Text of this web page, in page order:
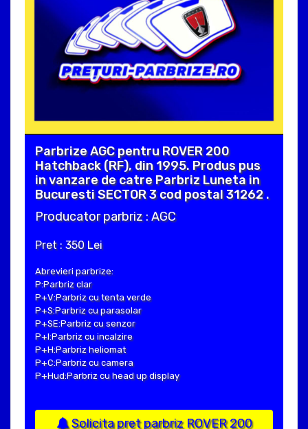
Parbrize AGC pentru ROVER 200
Hatchback (RF), din 1995. Produs pus
in vanzare de catre Parbriz Luneta in
Bucuresti SECTOR 3 cod postal 31262 .
Producator parbriz : AGC
Pret : 350 Lei
Abrevieri parbrize:
P:Parbriz clar
P+V:Parbriz cu tenta verde
P+S:Parbriz cu parasolar
P+SE:Parbriz cu senzor
P+I:Parbriz cu incalzire
P+H:Parbriz heliomat
P+C:Parbriz cu camera
P+Hud:Parbriz cu head up display
Solicita pret parbriz ROVER 200